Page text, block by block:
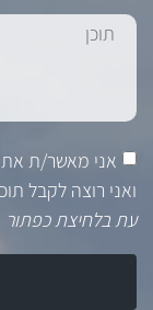
אני מאשר/ת את
ואני רוצה לקבל
עת בלחיצת כפתור